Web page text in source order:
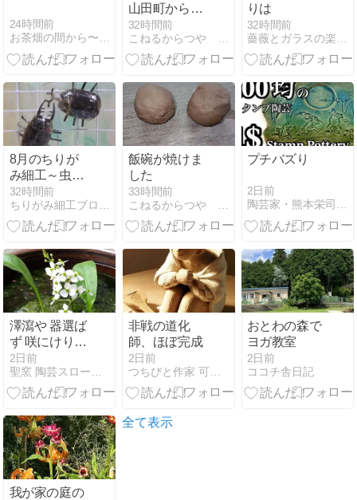
24時間前
お茶畑の間から〜Ke-yaki Pottery
山田町からの
母娘さん 土練
り
32時間前
こねるからつや 風の窯
りは
32時間前
薔薇とガラスの楽しみ
8月のちりが
み細工～虫の
人々～カブ
ト・クワガタ♪
32時間前
ちりがみ細工ブログ・A
飯碗が焼けま
した
33時間前
こねるからつや 風の窯
プチバズり
2日前
陶芸家・熊本栄司の陶芸春秋
澤瀉や 器選ば
ず 咲にけり
（おもだかや
うつわえらば
ずさきにけ
語：澤瀉
2日前
聖窯 陶芸スローライフ 田舎暮らし
非戦の道化
師、ほぼ完成
2日前
つちびと作家 可南’Sギャラリー
おとわの森で
ヨガ教室
2日前
ココチ舎日記
我が家の庭の
全て表示